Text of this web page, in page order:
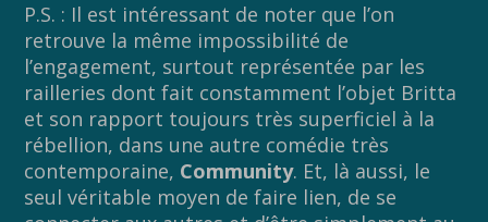
P.S. : Il est intéressant de noter que l’on
retrouve la même impossibilité de
l’engagement, surtout représentée par les
railleries dont fait constamment l’objet Britta
et son rapport toujours très superficiel à la
rébellion, dans une autre comédie très
contemporaine, Community. Et, là aussi, le
seul véritable moyen de faire lien, de se